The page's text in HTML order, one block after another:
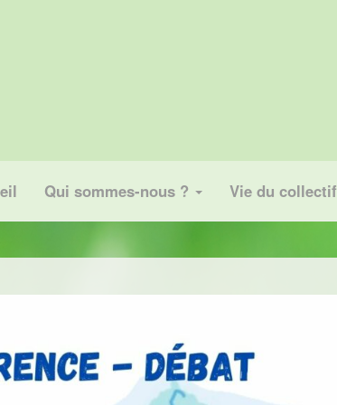
Qui sommes-nous ? Vie du collectif